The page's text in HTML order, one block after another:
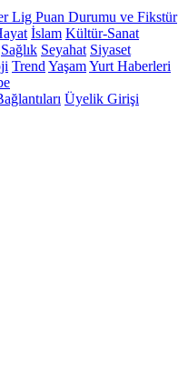
Lig Puan Durumu ve Fikstür
İslam Kültür-Sanat
Sağlık Seyahat Siyaset
Trend YaşamYurt Haberleri
Üyelik Girişi